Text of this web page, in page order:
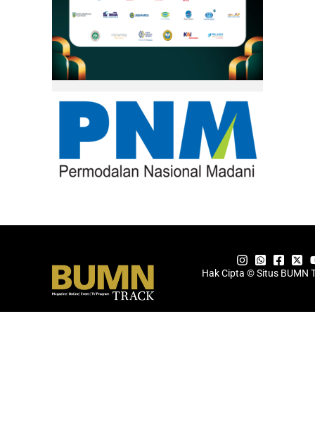
Hak Cipta © Situs BUMN